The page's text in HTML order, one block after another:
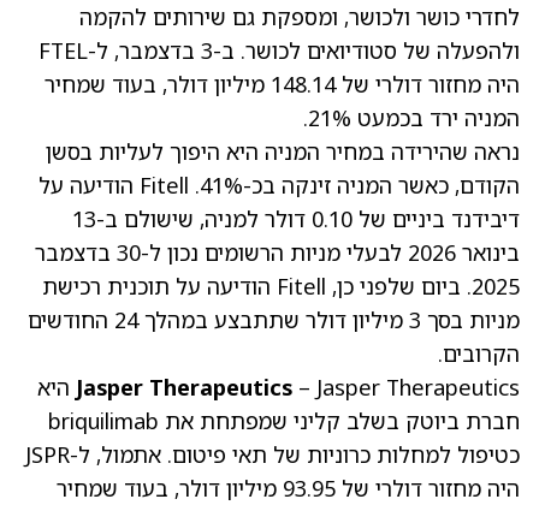
לחדרי כושר ולכושר, ומספקת גם שירותים להקמה
ולהפעלה של סטודיואים לכושר. ב-3 בדצמבר, ל-FTEL
היה מחזור דולרי של 148.14 מיליון דולר, בעוד שמחיר
המניה ירד בכמעט 21%.
נראה שהירידה במחיר המניה היא היפוך לעליות בסשן
הקודם, כאשר המניה זינקה בכ-41%. Fitell הודיעה על
דיבידנד ביניים של 0.10 דולר למניה, שישולם ב-13
בינואר 2026 לבעלי מניות הרשומים נכון ל-30 בדצמבר
2025. ביום שלפני כן, Fitell הודיעה על תוכנית רכישת
מניות בסך 3 מיליון דולר שתתבצע במהלך 24 החודשים
הקרובים.
Jasper Therapeutics – Jasper Therapeutics היא
חברת ביוטק בשלב קליני שמפתחת את briquilimab
כטיפול למחלות כרוניות של תאי פיטום. אתמול, ל-JSPR
היה מחזור דולרי של 93.95 מיליון דולר, בעוד שמחיר